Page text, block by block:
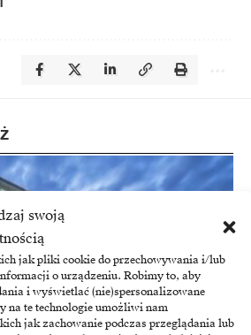
swoją
jak pliki cookie do przechowywania i/lub
o urządzeniu. Robimy to, aby
i wyświetlać (nie)spersonalizowane
na te technologie umożliwi nam
jak zachowanie podczas przeglądania lub